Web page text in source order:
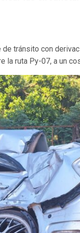
tránsito con
la ruta Py-07, a un